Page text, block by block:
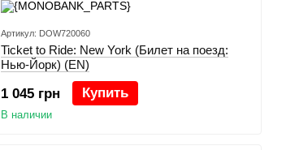
Артикул: DOW720060
Ticket to Ride: New York (Билет на поезд:
Нью-Йорк) (EN)
1 045 грн Купить
В наличии